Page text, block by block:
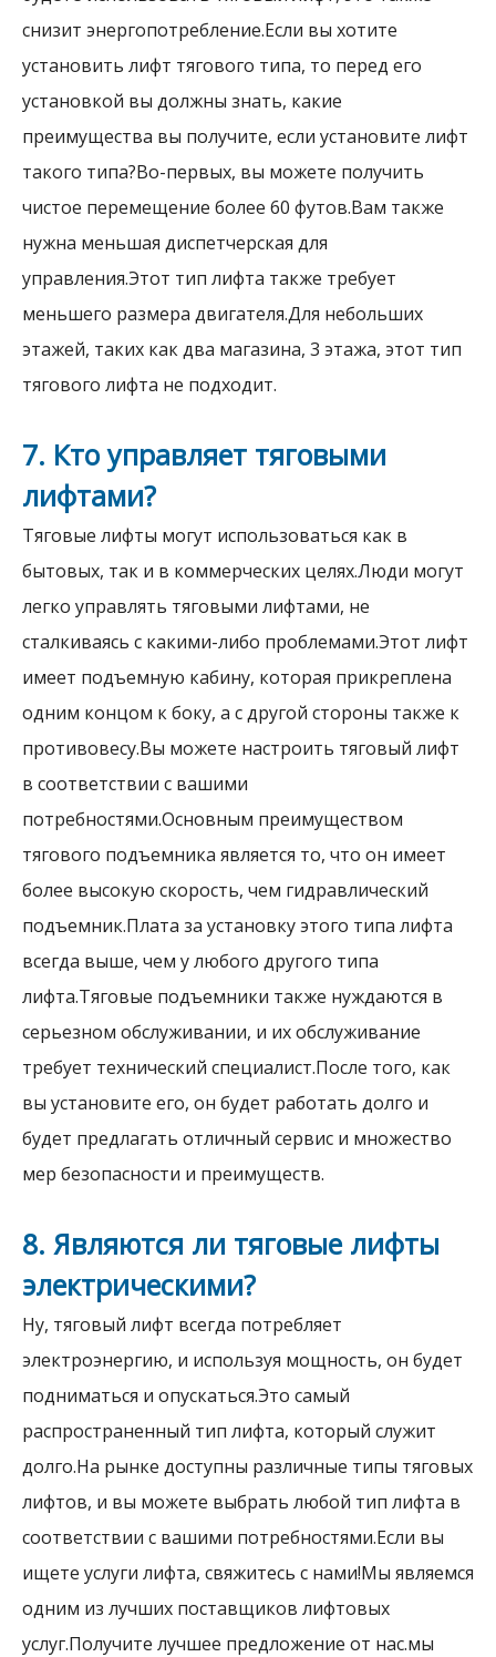
снизит энергопотребление.Если вы хотите
установить лифт тягового типа, то перед его
установкой вы должны знать, какие
преимущества вы получите, если установите лифт
такого типа?Во-первых, вы можете получить
чистое перемещение более 60 футов.Вам также
нужна меньшая диспетчерская для
управления.Этот тип лифта также требует
меньшего размера двигателя.Для небольших
этажей, таких как два магазина, 3 этажа, этот тип
тягового лифта не подходит.
7. Кто управляет тяговыми
лифтами?
Тяговые лифты могут использоваться как в
бытовых, так и в коммерческих целях.Люди могут
легко управлять тяговыми лифтами, не
сталкиваясь с какими-либо проблемами.Этот лифт
имеет подъемную кабину, которая прикреплена
одним концом к боку, а с другой стороны также к
противовесу.Вы можете настроить тяговый лифт
в соответствии с вашими
потребностями.Основным преимуществом
тягового подъемника является то, что он имеет
более высокую скорость, чем гидравлический
подъемник.Плата за установку этого типа лифта
всегда выше, чем у любого другого типа
лифта.Тяговые подъемники также нуждаются в
серьезном обслуживании, и их обслуживание
требует технический специалист.После того, как
вы установите его, он будет работать долго и
будет предлагать отличный сервис и множество
мер безопасности и преимуществ.
8. Являются ли тяговые лифты
электрическими?
Ну, тяговый лифт всегда потребляет
электроэнергию, и используя мощность, он будет
подниматься и опускаться.Это самый
распространенный тип лифта, который служит
долго.На рынке доступны различные типы тяговых
лифтов, и вы можете выбрать любой тип лифта в
соответствии с вашими потребностями.Если вы
ищете услуги лифта, свяжитесь с нами!Мы являемся
одним из лучших поставщиков лифтовых
услуг.Получите лучшее предложение от нас.мы